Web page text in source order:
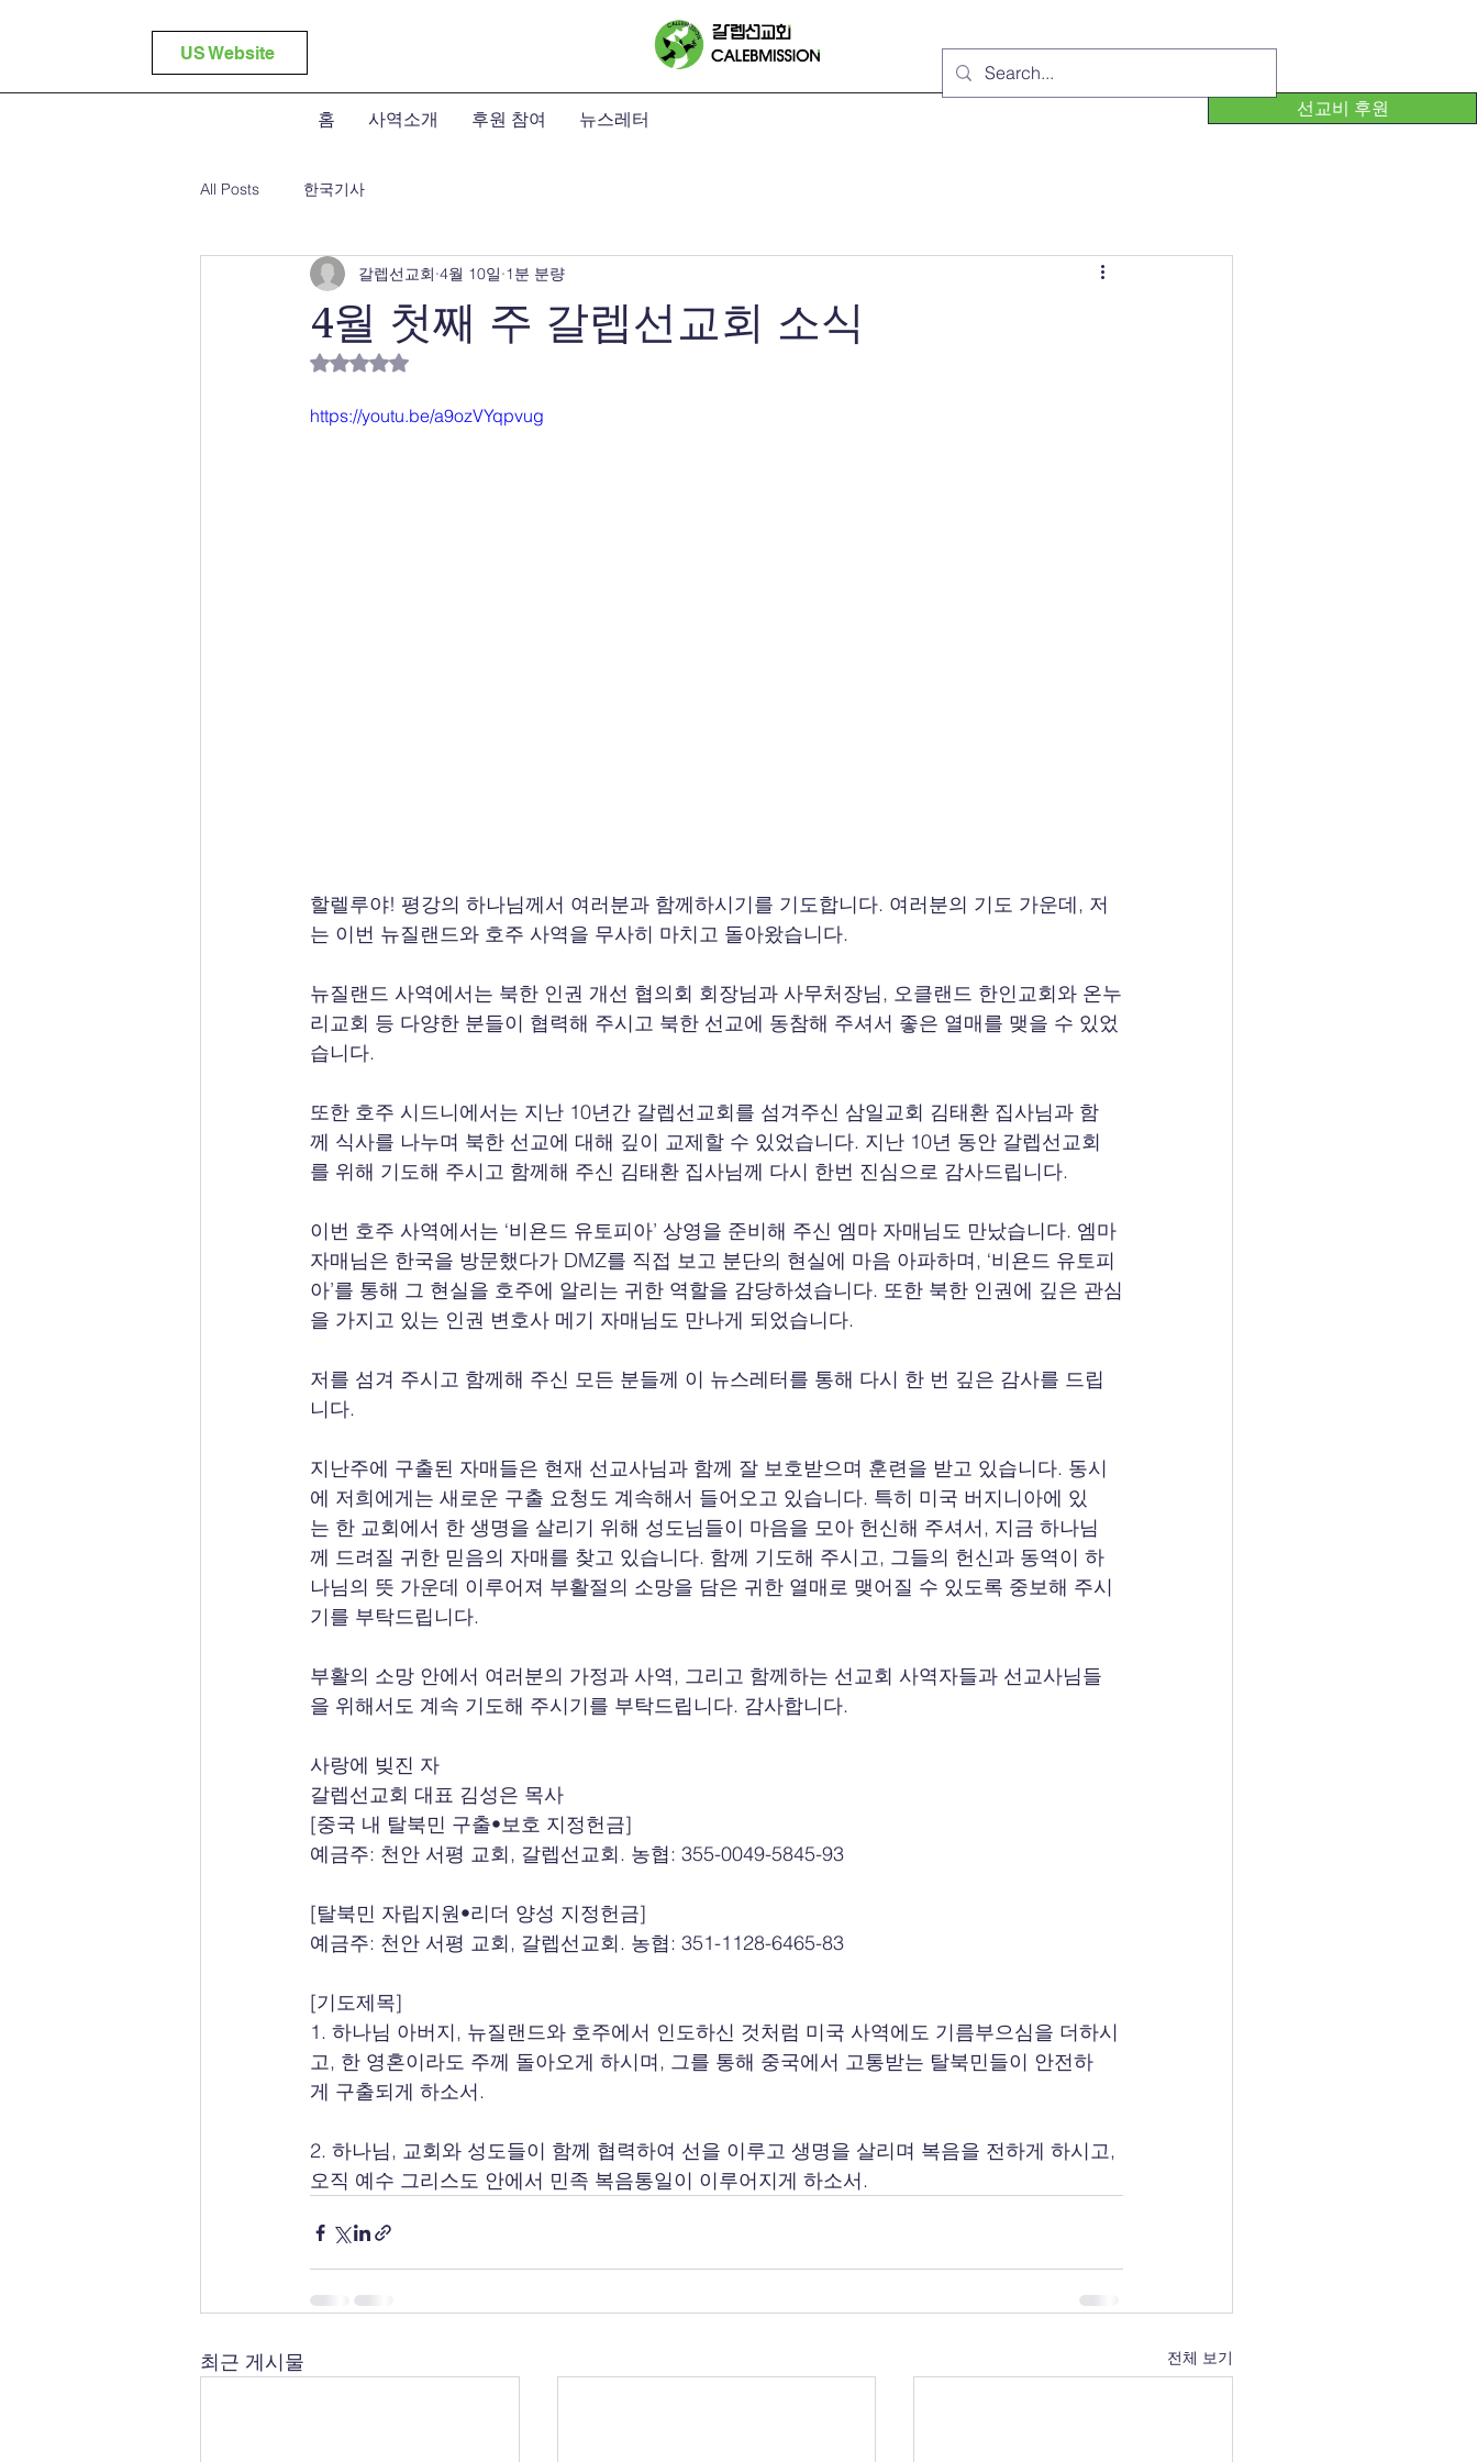
US Website
홈 사역소개 후원 참여 뉴스레터 선교비 후원
All Posts 한국기사
4월 첫째 주 갈렙선교회 소식
갈렙선교회 4월 10일 1분 분량
별점 5점 중 NaN점을 주었습니다.
https://youtu.be/a9ozVYqpvug
할렐루야! 평강의 하나님께서 여러분과 함께하시기를 기도합니다. 여러분의 기도 가운데, 저
는 이번 뉴질랜드와 호주 사역을 무사히 마치고 돌아왔습니다.
뉴질랜드 사역에서는 북한 인권 개선 협의회 회장님과 사무처장님, 오클랜드 한인교회와 온누
리교회 등 다양한 분들이 협력해 주시고 북한 선교에 동참해 주셔서 좋은 열매를 맺을 수 있었
습니다.
또한 호주 시드니에서는 지난 10년간 갈렙선교회를 섬겨주신 삼일교회 김태환 집사님과 함
께 식사를 나누며 북한 선교에 대해 깊이 교제할 수 있었습니다. 지난 10년 동안 갈렙선교회
를 위해 기도해 주시고 함께해 주신 김태환 집사님께 다시 한번 진심으로 감사드립니다.
이번 호주 사역에서는 ‘비욘드 유토피아’ 상영을 준비해 주신 엠마 자매님도 만났습니다. 엠마
자매님은 한국을 방문했다가 DMZ를 직접 보고 분단의 현실에 마음 아파하며, ‘비욘드 유토피
아’를 통해 그 현실을 호주에 알리는 귀한 역할을 감당하셨습니다. 또한 북한 인권에 깊은 관심
을 가지고 있는 인권 변호사 메기 자매님도 만나게 되었습니다.
저를 섬겨 주시고 함께해 주신 모든 분들께 이 뉴스레터를 통해 다시 한 번 깊은 감사를 드립
니다.
지난주에 구출된 자매들은 현재 선교사님과 함께 잘 보호받으며 훈련을 받고 있습니다. 동시
에 저희에게는 새로운 구출 요청도 계속해서 들어오고 있습니다. 특히 미국 버지니아에 있
는 한 교회에서 한 생명을 살리기 위해 성도님들이 마음을 모아 헌신해 주셔서, 지금 하나님
께 드려질 귀한 믿음의 자매를 찾고 있습니다. 함께 기도해 주시고, 그들의 헌신과 동역이 하
나님의 뜻 가운데 이루어져 부활절의 소망을 담은 귀한 열매로 맺어질 수 있도록 중보해 주시
기를 부탁드립니다.
부활의 소망 안에서 여러분의 가정과 사역, 그리고 함께하는 선교회 사역자들과 선교사님들
을 위해서도 계속 기도해 주시기를 부탁드립니다. 감사합니다.
사랑에 빚진 자
갈렙선교회 대표 김성은 목사
[중국 내 탈북민 구출•보호 지정헌금]
예금주: 천안 서평 교회, 갈렙선교회. 농협: 355-0049-5845-93
[탈북민 자립지원•리더 양성 지정헌금]
예금주: 천안 서평 교회, 갈렙선교회. 농협: 351-1128-6465-83
[기도제목]
1. 하나님 아버지, 뉴질랜드와 호주에서 인도하신 것처럼 미국 사역에도 기름부으심을 더하시
고, 한 영혼이라도 주께 돌아오게 하시며, 그를 통해 중국에서 고통받는 탈북민들이 안전하
게 구출되게 하소서.
2. 하나님, 교회와 성도들이 함께 협력하여 선을 이루고 생명을 살리며 복음을 전하게 하시고,
오직 예수 그리스도 안에서 민족 복음통일이 이루어지게 하소서.
최근 게시물 전체 보기